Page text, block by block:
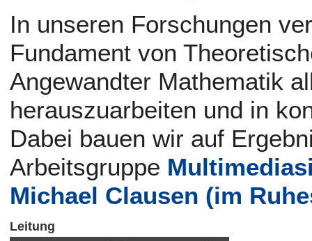
In unseren Forschungen
Fundament von
Angewandter Mathematik
herauszuarbeiten und in
Dabei bauen wir auf
Arbeitsgruppe
Michael Clausen (im
Leitung